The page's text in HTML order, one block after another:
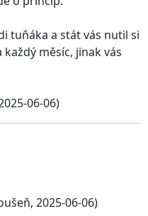
tuňáka a stát vás nutil si
měsíc, jinak vás
06-06)
2025-06-06)